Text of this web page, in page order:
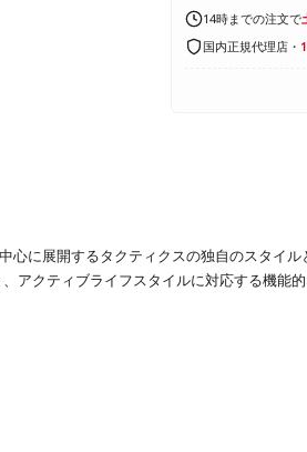
14時までの注文で
国内正規代理店・
心に展開するタクティクスの独自のスタイル
アクティブライフスタイルに対応する機能